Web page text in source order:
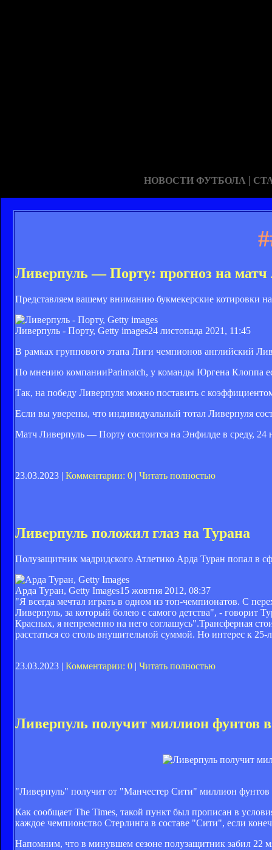
НОВОСТИ ФУТБОЛА |
Ливерпуль — Порту: прогноз на
Представляем вашему вниманию букмекерские котировки
Ливерпуль - Порту, Getty images24 листопада 2021, 11:45
В рамках группового этапа Лиги чемпионов английский
По мнению компанииParimatch, у команды Юргена Клоппа
Так, на победу Ливерпуля можно поставить с
Если вы уверены, что индивидуальный тотал Ливерпуля
Матч Ливерпуль — Порту состоится на Энфилде в среду, 24
23.03.2023 | Комментарии: 0 | Читать полностью
Ливерпуль положил глаз на Турана
Полузащитник мадридского Атлетико Арда Туран попал в
Арда Туран, Getty Images15 жовтня 2012, 08:37
"Я всегда мечтал играть в одном из топ-чемпионатов. С
Ливерпуль, за который болею с самого детства", - говорит
Красных, я непременно на него соглашусь".Трансферная
расстаться со столь внушительной суммой. Но интерес к
23.03.2023 | Комментарии: 0 | Читать полностью
Ливерпуль получит миллион фунтов
"Ливерпуль" получит от "Манчестер Сити" миллион фунтов
Как сообщает The Times, такой пункт был прописан в
каждое чемпионство Стерлинга в составе "Сити", если
Напомним, что в минувшем сезоне полузащитник забил 22